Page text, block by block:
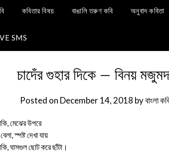
কবিতার বিষয় বাঙালি তরুণ কবি অনুবাদ কবিতা
SMS
চাদেঁর গুহার দিকে – বিনয়
Posted on December 14, 2018 byবাংলা
মেঝের উপরে
স্পষ্ট দেখা যায়
ঘাসগুল ছোট করে ছাঁটা।